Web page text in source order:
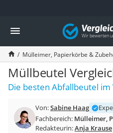
Die beliebtesten Vergleiche nach
Haushalt
Wassersprudler
Zentralstaubsauger
Brotbackautomat
Wischroboter
Wäschespinne
Spülmaschinentabs
Akku-Staubsauger
Vergleich
Mülleimer, Papierkörbe &
Müllbeutel
Die besten Abfallbeutel im
Von:Sabine Haag
Fachbereich: Mülleimer,
Redakteurin:Anja Krause